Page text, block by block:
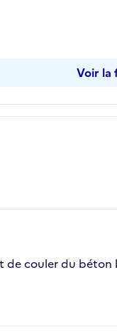
de couler du béton
Voir la